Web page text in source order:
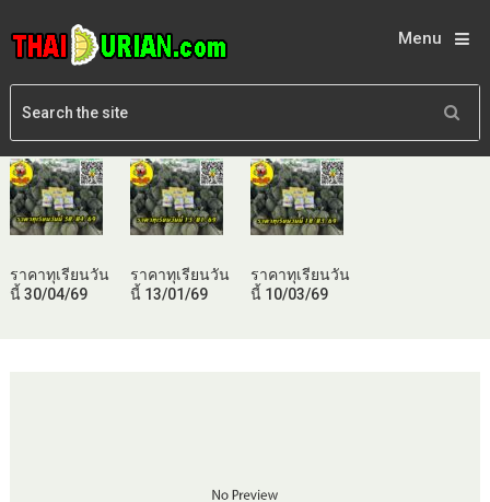
Menu
ราคาทุเรียนวัน
นี้ 30/04/69
ราคาทุเรียนวัน
นี้ 13/01/69
ราคาทุเรียนวัน
นี้ 10/03/69